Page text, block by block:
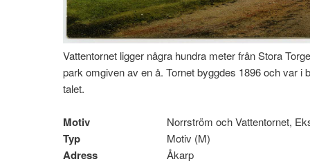
Vattentornet ligger några hundra meter från Stora
park omgiven av en å. Tornet byggdes 1896 och var i
talet.
Motiv Norrström och Vattentornet,
Typ Motiv (M)
Adress Åkarp